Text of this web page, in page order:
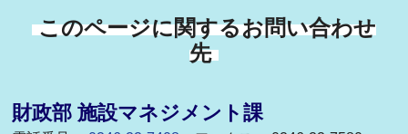
このページに関するお問い合わせ
先
財政部 施設マネジメント課